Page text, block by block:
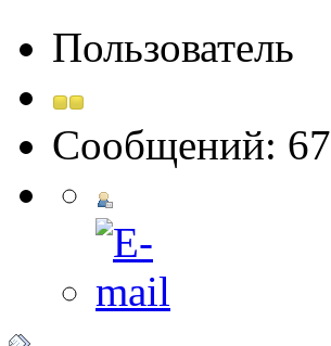
Пользователь
Сообщений: 67